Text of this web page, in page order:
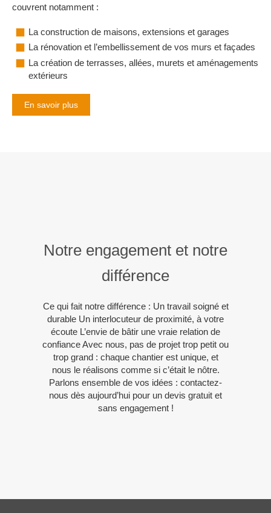
couvrent notamment :
La construction de maisons, extensions et garages
La rénovation et l’embellissement de vos murs et façades
La création de terrasses, allées, murets et aménagements
extérieurs
En savoir plus
Notre engagement et notre
différence
Ce qui fait notre différence : Un travail soigné et
durable Un interlocuteur de proximité, à votre
écoute L’envie de bâtir une vraie relation de
confiance Avec nous, pas de projet trop petit ou
trop grand : chaque chantier est unique, et
nous le réalisons comme si c’était le nôtre.
Parlons ensemble de vos idées : contactez-
nous dès aujourd’hui pour un devis gratuit et
sans engagement !